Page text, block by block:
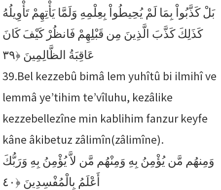
بَلْ كَذَّبُواْ بِمَا لَمْ يُحِيطُواْ بِعِلْمِهِ وَلَمَّا يَأْتِهِمْ تَأْوِيلُهُ
كَذَلِكَ كَذَّبَ الَّذِينَ مِن قَبْلِهِمْ فَانظُرْ كَيْفَ كَانَ
عَاقِبَةُ الظَّالِمِينَ ﴿٣٩
39.Bel kezzebû bimâ lem yuhîtû bi ilmihî ve
lemmâ ye’tihim te’vîluhu, kezâlike
kezzebellezîne min kablihim fanzur keyfe
kâne âkibetuz zâlimîn(zâlimîne).
وَمِنهُم مَّن يُؤْمِنُ بِهِ وَمِنْهُم مَّن لاَّ يُؤْمِنُ بِهِ وَرَبُّكَ
أَعْلَمُ بِالْمُفْسِدِينَ ﴿٤٠